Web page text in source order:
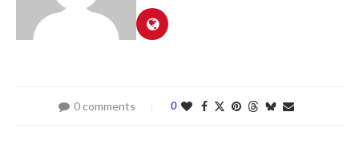
0 comments 0